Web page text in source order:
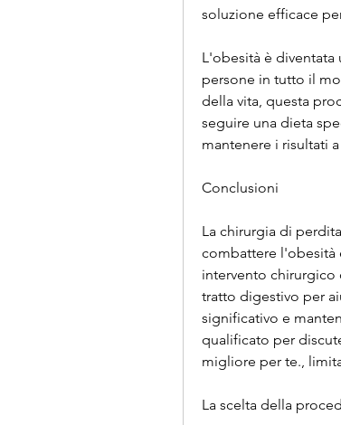
soluzione efficace
L'obesità è
persone in tutto il
della vita, questa
seguire una dieta
mantenere i risultati
Conclusioni
La chirurgia di
combattere l'obesità
intervento chirurgico
tratto digestivo per
significativo e
qualificato per
migliore per te.,
La scelta della